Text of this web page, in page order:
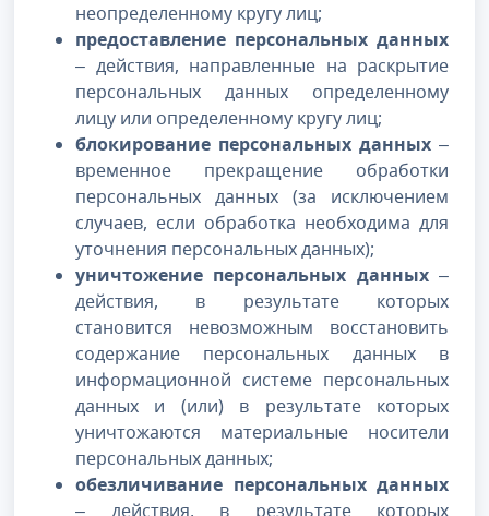
неопределенному кругу лиц;
предоставление персональных данных
– действия, направленные на раскрытие
персональных данных определенному
лицу или определенному кругу лиц;
блокирование персональных данных –
временное прекращение обработки
персональных данных (за исключением
случаев, если обработка необходима для
уточнения персональных данных);
уничтожение персональных данных–
действия, в результате которых
становится невозможным восстановить
содержание персональных данных в
информационной системе персональных
данных и (или) в результате которых
уничтожаются материальные носители
персональных данных;
обезличивание персональных данных
– действия, в результате которых